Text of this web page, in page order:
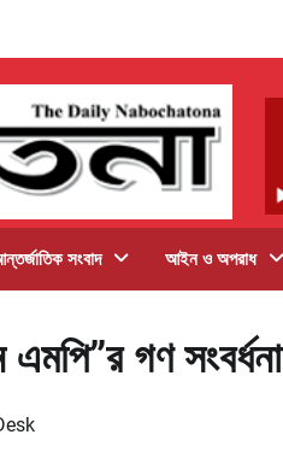
সংবাদ আইন ও অপরাধ
গণ সংবর্ধনা